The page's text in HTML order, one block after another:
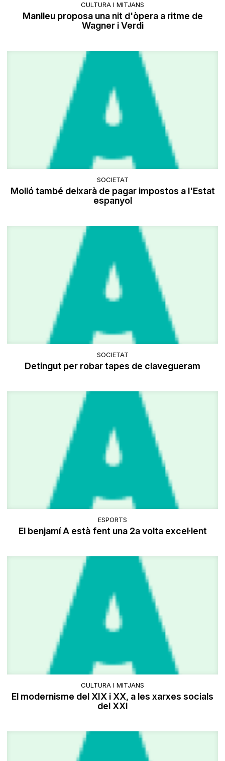
CULTURA I MITJANS
Manlleu proposa una nit d'òpera a ritme de
Wagner i Verdi
SOCIETAT
Molló també deixarà de pagar impostos a l'Estat
espanyol
SOCIETAT
Detingut per robar tapes de clavegueram
ESPORTS
El benjamí A està fent una 2a volta excel·lent
CULTURA I MITJANS
El modernisme del XIX i XX, a les xarxes socials
del XXI